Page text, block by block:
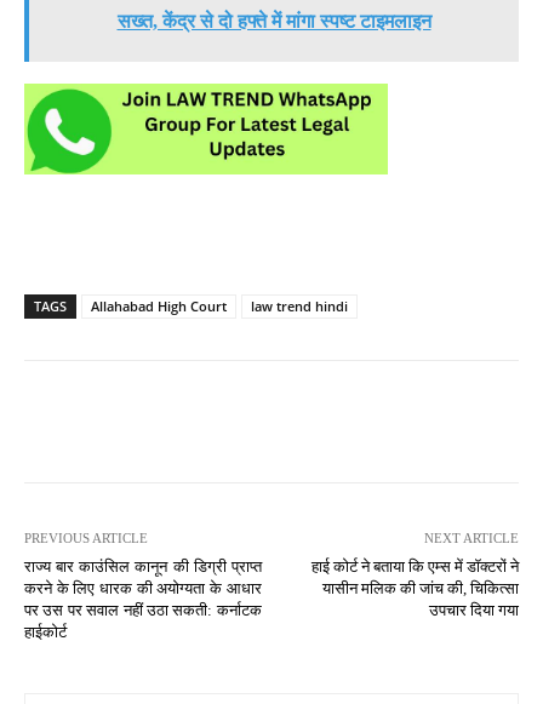
सख्त, केंद्र से दो हफ्ते में मांगा स्पष्ट टाइमलाइन
TAGS Allahabad High Court law trend hindi
PREVIOUS ARTICLE
राज्य बार काउंसिल कानून की डिग्री प्राप्त
करने के लिए धारक की अयोग्यता के आधार
पर उस पर सवाल नहीं उठा सकती: कर्नाटक
हाईकोर्ट
NEXT ARTICLE
हाई कोर्ट ने बताया कि एम्स में डॉक्टरों ने
यासीन मलिक की जांच की, चिकित्सा
उपचार दिया गया